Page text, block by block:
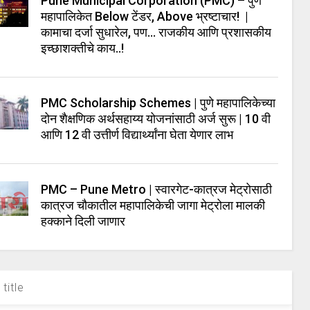
महापालिकेत Below टेंडर, Above भ्रष्टाचार! |
कामाचा दर्जा सुधारेल, पण… राजकीय आणि प्रशासकीय
इच्छाशक्तीचे काय..!
PMC Scholarship Schemes | पुणे महापालिकेच्या
दोन शैक्षणिक अर्थसहाय्य योजनांसाठी अर्ज सुरू | 10 वी
आणि 12 वी उत्तीर्ण विद्यार्थ्यांना घेता येणार लाभ
PMC – Pune Metro | स्वारगेट-कात्रज मेट्रोसाठी
कात्रज चौकातील महापालिकेची जागा मेट्रोला मालकी
हक्काने दिली जाणार